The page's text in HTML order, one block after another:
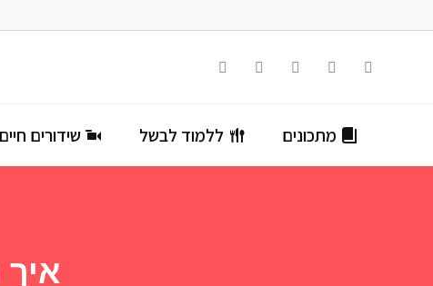
מתכונים ללמוד לבשל שידורים חיים